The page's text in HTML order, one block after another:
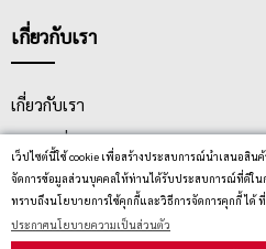
เว็ปไซต์นี้ใช้ cookie เพื่อสร้างประสบการณ์นำเสนอสิ
จัดการข้อมูลส่วนบุคคลให้ท่านได้รับประสบการณ์ที่ดีใน
ทราบถึงนโยบายการใช้คุกกี้และวิธีการจัดการคุกกี้ ได้
ประกาศนโยบายความเป็นส่วนตัว
เกี่ยวกับเรา
เกี่ยวกับเรา
คำถามที่พบบ่อย
ติดต่อเรา
ประกาศนโยบายความเป็นส่วนตัว